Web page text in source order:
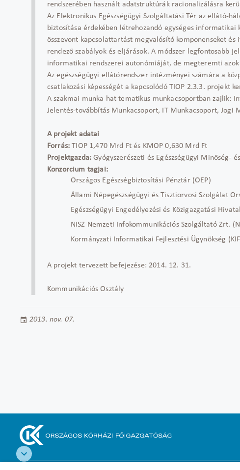
rendszerében használt adatstruktúrák racionalizálásra
Az Elektronikus Egészségügyi Szolgáltatási Tér az ellátó-
biztosítása érdekében létrehozandó egységes
összevont kapcsolattartást megvalósító komponenseket
rendező szabályok és eljárások. A módszer legfontosabb
informatikai rendszerei autonómiáját, de megteremti azok
Az egészségügyi ellátórendszer intézményei számára a
csatlakozási képességét a kapcsolódó TIOP 2.3.3. projekt
A szakmai munka hat tematikus munkacsoportban zajlik:
Jelentés-továbbítás Munkacsoport, IT Munkacsoport, Jogi
A projekt adatai
Forrás: TIOP 1,470 Mrd Ft és KMOP 0,630 Mrd Ft
Projektgazda: Gyógyszerészeti és Egészségügyi Minőség-
Konzorcium tagjai:
Országos Egészségbiztosítási Pénztár (OEP)
Állami Népegészségügyi és Tisztiorvosi Szolgálat
Egészségügyi Engedélyezési és Közigazgatási
NISZ Nemzeti Infokommunikációs Szolgáltató Zrt.
Kormányzati Informatikai Fejlesztési Ügynökség
A projekt tervezett befejezése: 2014. 12. 31.
Kommunikációs Osztály
2013. nov. 07.